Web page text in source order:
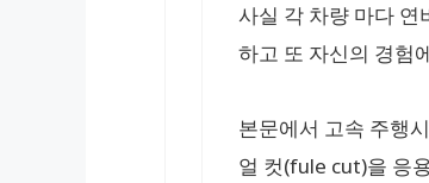
사실 각 차량 마다
하고 또 자신의 경험
본문에서 고속 주행
얼 컷(fule cut)을 응